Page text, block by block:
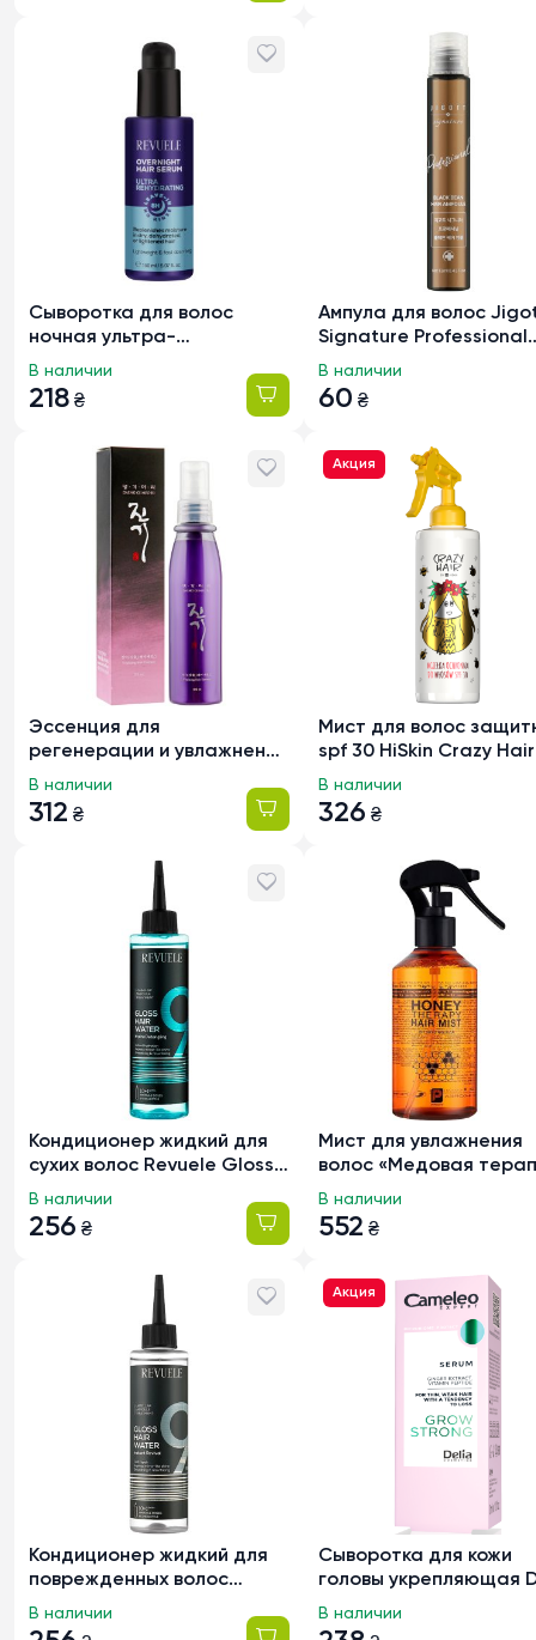
Сыворотка для волос
ночная ультра-
увлажняющая REVUELE с
гиалуроновой кислотой,
150мл
218 ₴
В наличии
Ампула для волос
Signature Professional
Black Bean Hair
экстрактом черных
бобов, 13мл
60 ₴
В наличии
Эссенция для
регенерации и увлажнения
волос Daeng Gi Meo Ri
Vitalizing Hair Essence,
100мл
312 ₴
В наличии
Акция
Мист для волос
spf 30 HiSkin Crazy Hair
Honey, 100мл
326 ₴
В наличии
Кондиционер жидкий для
сухих волос Revuele Gloss
Hair Water с гиалуроновой
кислотой, 220мл
256 ₴
В наличии
Мист для увлажнения
волос «Медовая
Daeng Gi Meo Ri Honey
Therapy с пчелиным
маточным молочком,
552 ₴
В наличии
Кондиционер жидкий для
поврежденных волос
Revuele Gloss Hair Water с
гидролизованным
В наличии
Акция
Сыворотка для кожи
головы укрепляющая
Cameleo Expert Grow
Strong с экстрактом
В наличии